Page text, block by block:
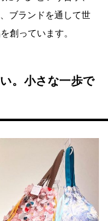
ブランドを通して世
創っています。
。小さな一歩で